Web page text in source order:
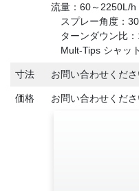
流量：60～2250L/h
スプレー角度：
ターンダウン比
Mult-Tips シャッ
寸法 お問い合わせくだ
価格 お問い合わせくだ